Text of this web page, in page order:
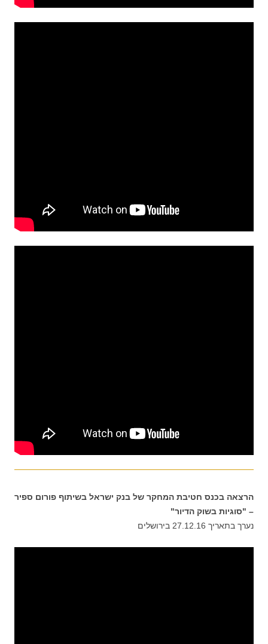
הרצאה בכנס חטיבת המחקר של בנק ישראל בשיתוף פורום ספיר
– "סוגיות בשוק הדיור"
נערך בתאריך 27.12.16 בירושלים